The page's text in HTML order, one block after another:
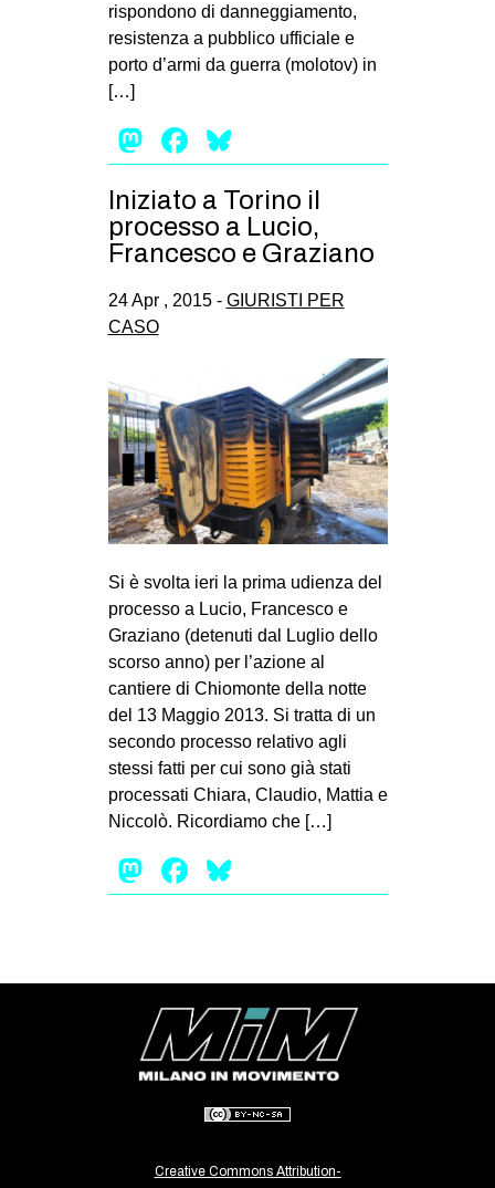
GENERI
MIGRAZIONI
REPRESSIONE
CULTURE
ARTE
CINEMA
RECENSIONI
INTERNAZIONALE
AFRICA
AMERICHE
EUROPA
MEDIO ORIENTE
MONDO
EVENTI
in
Fb
SEARCH
rispondono di danneggiamento,
resistenza a pubblico ufficiale e
porto d’armi da guerra (molotov) in
[…]
Mastodon
Facebook
Iniziato a Torino il
processo a Lucio,
Francesco e Graziano
24 Apr , 2015 - GIURISTI PER
CASO
Si è svolta ieri la prima udienza del
processo a Lucio, Francesco e
Graziano (detenuti dal Luglio dello
scorso anno) per l’azione al
cantiere di Chiomonte della notte
del 13 Maggio 2013. Si tratta di un
secondo processo relativo agli
stessi fatti per cui sono già stati
processati Chiara, Claudio, Mattia e
Niccolò. Ricordiamo che […]
Mastodon
Facebook
Creative Commons Attribution-